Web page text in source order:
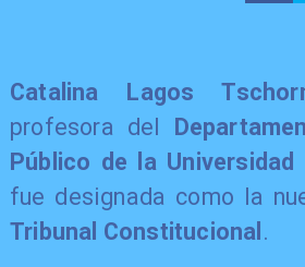
Catalina Lagos
profesora del
Público de la
fue designada como la
Tribunal Constitucional .